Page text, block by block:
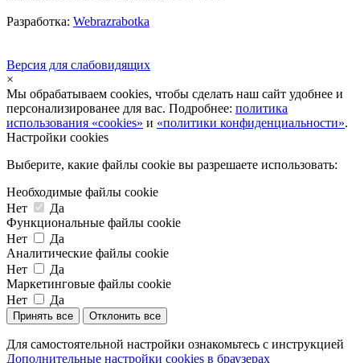
Разработка: Webrazrabotka
Версия для слабовидящих
×
Мы обрабатываем cookies, чтобы сделать наш сайт удобнее и
персонализированее для вас. Подробнее: политика
использования «cookies» и «политики конфиденциальности».
Настройки cookies
Выберите, какие файлы cookie вы разрешаете использовать:
Необходимые файлы cookie
Нет
Да
Функциональные файлы cookie
Нет
Да
Аналитические файлы cookie
Нет
Да
Маркетинговые файлы cookie
Нет
Да
Принять все Отклонить все
Для самостоятельной настройки ознакомьтесь с инструкцией
Дополнительные настройки cookies в браузерах